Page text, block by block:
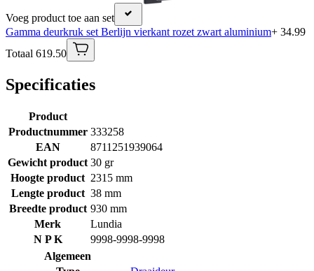
Voeg product toe aan set
Gamma deurkruk set Berlijn vierkant rozet zwart aluminium+ 34.99
Totaal 619.50
Specificaties
Product
Productnummer 333258
EAN
8711251939064
Gewicht product 30 gr
Hoogte product 2315 mm
Lengte product 38 mm
Breedte product 930 mm
Merk
Lundia
N P K
9998-9998-9998
Algemeen